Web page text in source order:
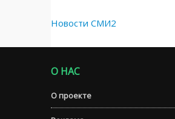
Новости СМИ2
О НАС
О проекте